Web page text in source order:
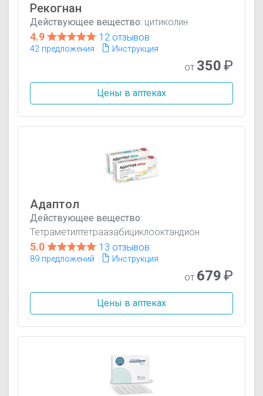
Рекогнан
Действующее вещество: цитиколин
4.9 12 отзывов
42 предложения Инструкция
от 350₽
Цены в аптеках
Адаптол
Действующее вещество:
Тетраметилтетраазабициклооктандион
5.0 13 отзывов
89 предложений Инструкция
от 679₽
Цены в аптеках